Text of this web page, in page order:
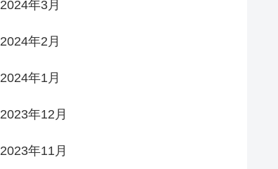
2024年3月
2024年2月
2024年1月
2023年12月
2023年11月